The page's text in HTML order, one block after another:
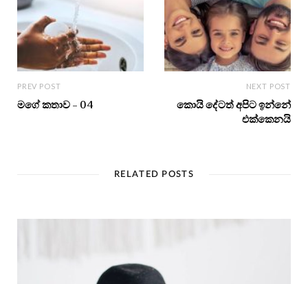
PREV POST
මගේ කතාව – 04
NEXT POST
කොයි දේටත් අපිට ඉන්නේ
එක්කෙනයි
RELATED POSTS